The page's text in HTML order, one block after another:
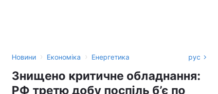
Новини › Економіка › Енергетика рус
Знищено критичне обладнання:
РФ третю добу поспіль б’є по